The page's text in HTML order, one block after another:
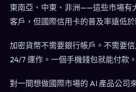
東南亞、中東、非洲——這些市場有
客戶，但國際信用卡的普及率遠低於
加密貨幣不需要銀行帳戶。不需要
24/7 運作。一個手機錢包就能付款。
對一間想做國際市場的 AI 產品公司